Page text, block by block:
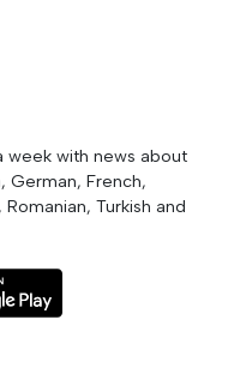
with news about
German, French,
Romanian, Turkish and